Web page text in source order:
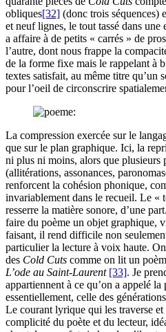
obliques[32] (donc trois séquences)
et neuf lignes, le tout tassé dans une
a affaire à de petits « carrés » de
l’autre, dont nous frappe la
de la forme fixe mais le rappelant à
textes satisfait, au même titre qu’un
pour l’oeil de circonscrire
La compression exercée sur le
que sur le plan graphique. Ici, la
ni plus ni moins, alors que plusieurs
(allitérations, assonances,
renforcent la cohésion phonique,
invariablement dans le recueil. Le «
resserre la matière sonore, d’une
faire du poème un objet graphique,
faisant, il rend difficile non
particulier la lecture à voix haute.
des Cold Cuts comme on lit un
L’ode au Saint-Laurent [33]. Je
appartiennent à ce qu’on a appelé
essentiellement, celle des
Le courant lyrique qui les traverse
complicité du poète et du lecteur,